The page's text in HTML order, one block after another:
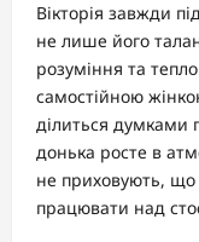
Вікторія завжди
не лише його
розуміння та
самостійною
ділиться думками
донька росте в
не приховують, що
працювати над